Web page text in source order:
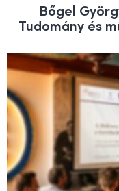
Bőgel
Tudomány és